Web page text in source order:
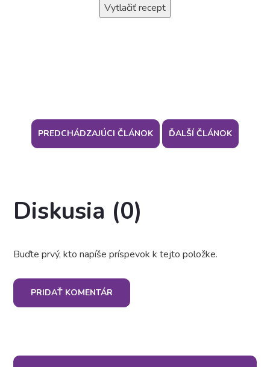
Vytlačiť recept
PREDCHÁDZAJÚCI ČLÁNOK ĎALŠÍ ČLÁNOK
Diskusia (0)
Buďte prvý, kto napíše príspevok k tejto položke.
PRIDAŤ KOMENTÁR